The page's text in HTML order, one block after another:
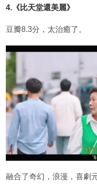
4.《比天堂還美麗》
豆瓣8.3分，太治癒了。
融合了奇幻，浪漫，喜劇